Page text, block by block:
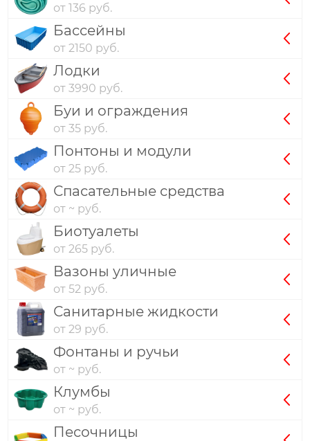
от 136 руб.
Бассейны
от 2150 руб.
Лодки
от 3990 руб.
Буи и ограждения
от 35 руб.
Понтоны и модули
от 25 руб.
Спасательные средства
от ~ руб.
Биотуалеты
от 265 руб.
Вазоны уличные
от 52 руб.
Санитарные жидкости
от 29 руб.
Фонтаны и ручьи
от ~ руб.
Клумбы
от ~ руб.
Песочницы